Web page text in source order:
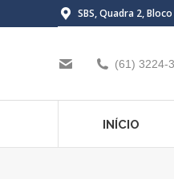
SBS, Quadra 2,
(61) 3224-
INÍCIO